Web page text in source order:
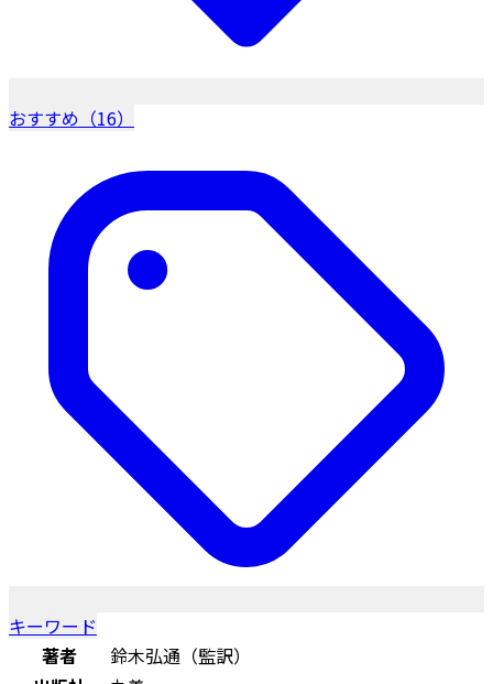
おすすめ（16）
キーワード
著者
鈴木弘通（監訳）